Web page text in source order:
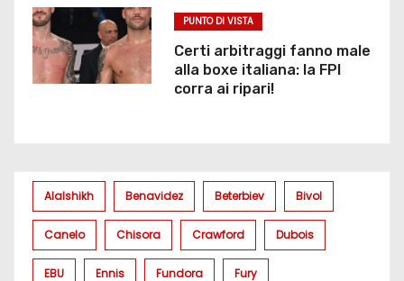
PUNTO DI VISTA
Certi arbitraggi fanno male
alla boxe italiana: la FPI
corra ai ripari!
Alalshikh Benavidez Beterbiev Bivol
Canelo Chisora Crawford Dubois
EBU Ennis Fundora Fury